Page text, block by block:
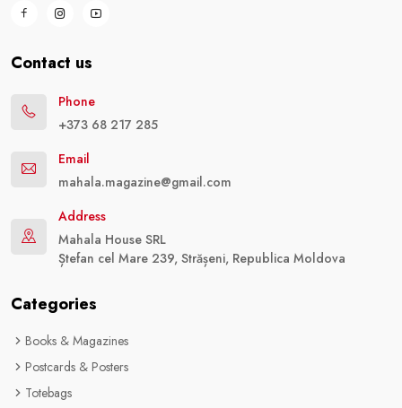
Contact us
Phone
+373 68 217 285
Email
mahala.magazine@gmail.com
Address
Mahala House SRL
Ștefan cel Mare 239, Strășeni, Republica Moldova
Categories
Books & Magazines
Postcards & Posters
Totebags